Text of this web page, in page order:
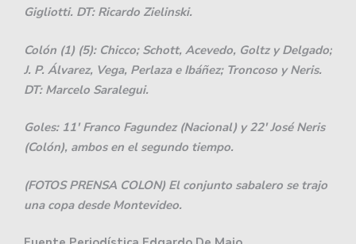
Gigliotti. DT: Ricardo Zielinski.
Colón (1) (5): Chicco; Schott, Acevedo, Goltz y Delgado;
J. P. Álvarez, Vega, Perlaza e Ibáñez; Troncoso y Neris.
DT: Marcelo Saralegui.
Goles: 11′ Franco Fagundez (Nacional) y 22′ José Neris
(Colón), ambos en el segundo tiempo.
(FOTOS PRENSA COLON) El conjunto sabalero se trajo
una copa desde Montevideo.